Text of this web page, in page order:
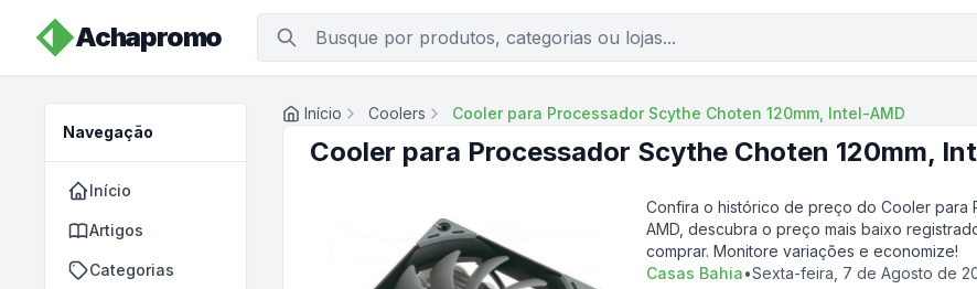
Achapromo
Navegação
Início
Artigos
Categorias
Início Coolers Cooler para Processador Scythe Choten 120mm, Intel-AMD
Cooler para Processador Scythe Choten 120mm,
Confira o histórico de preço do Cooler para
AMD, descubra o preço mais baixo
comprar. Monitore variações e economize!
Casas Bahia•Sexta-feira, 7 de Agosto de